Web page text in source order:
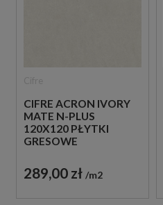
CIFRE ACRON IVORY
MATE N-PLUS
120X120 PŁYTKI
GRESOWE
289,00 zł m2